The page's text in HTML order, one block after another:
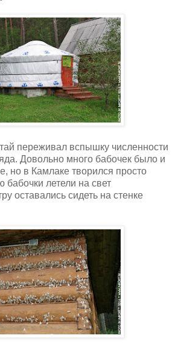
переживал вспышку численности
Довольно много бабочек было и
но в Камлаке творился просто
бабочки летели на свет
оставались сидеть на стенке